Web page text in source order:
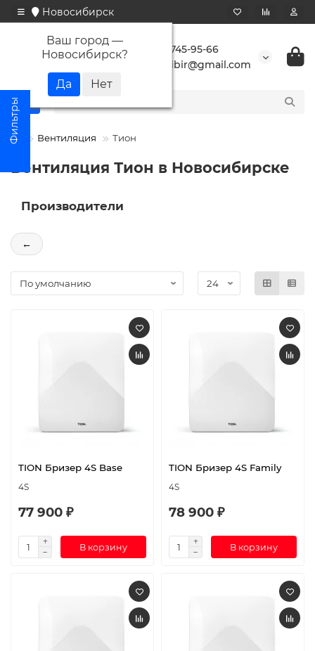
Новосибирск
Ваш город —
Новосибирск?
+7 923 745-95-66
buransibir@gmail.com
Вентиляция Тион
Вентиляция Тион в Новосибирске
Производители
←
TION Бризер 4S Base
4S
77 900 ₽
В корзину
TION Бризер 4S Family
4S
78 900 ₽
В корзину